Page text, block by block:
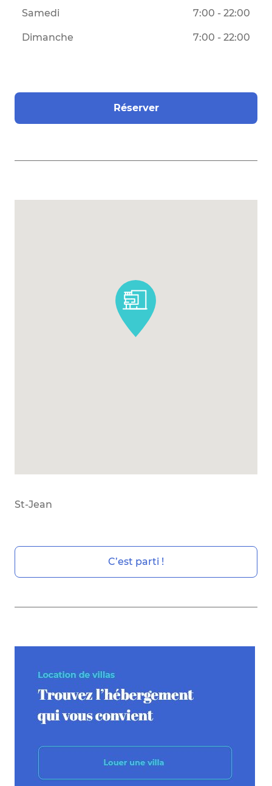
Samedi 7:00 - 22:00
Dimanche 7:00 - 22:00
Réserver
St-Jean
C’est parti !